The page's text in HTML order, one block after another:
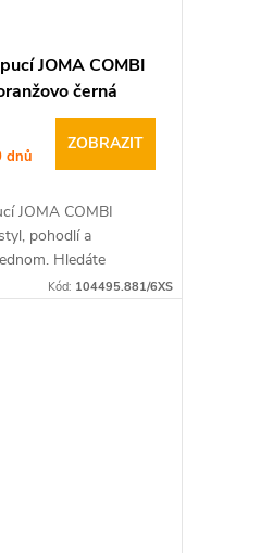
JOMA COMBI
černá
dnů
ZOBRAZIT
JOMA COMBI
pohodlí a
Hledáte
která skvěle
Kód: 104495.881/6XS